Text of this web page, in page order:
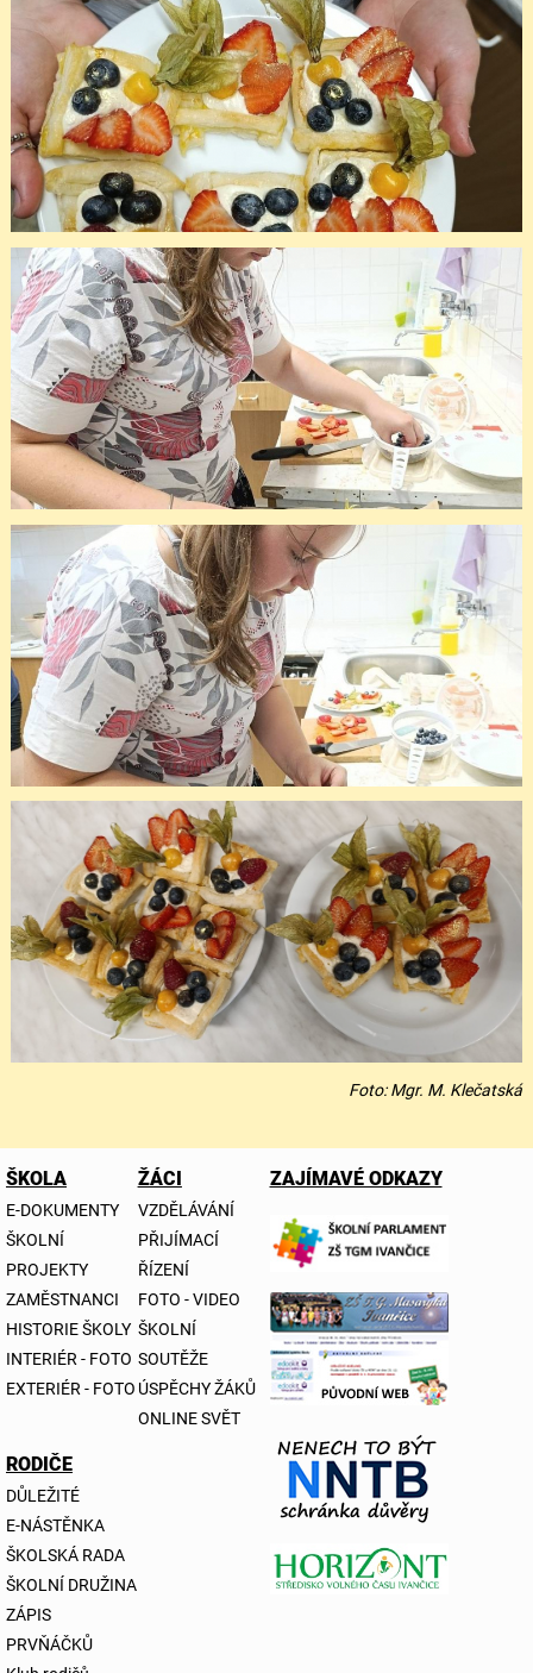
Foto: Mgr. M. Klečatská
ŠKOLA
E-DOKUMENTY
ŠKOLNÍ
PROJEKTY
ZAMĚSTNANCI
HISTORIE ŠKOLY
INTERIÉR - FOTO
EXTERIÉR - FOTO
ŽÁCI
VZDĚLÁVÁNÍ
PŘIJÍMACÍ
ŘÍZENÍ
FOTO - VIDEO
ŠKOLNÍ
SOUTĚŽE
ÚSPĚCHY ŽÁKŮ
ONLINE SVĚT
RODIČE
DŮLEŽITÉ
E-NÁSTĚNKA
ŠKOLSKÁ RADA
ŠKOLNÍ DRUŽINA
ZÁPIS
PRVŇÁČKŮ
ZAJÍMAVÉ ODKAZY